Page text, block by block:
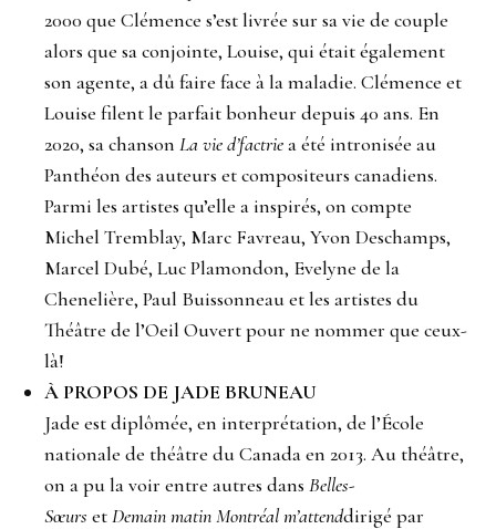
2000 que Clémence s’est livrée sur sa vie de couple
alors que sa conjointe, Louise, qui était également
son agente, a dû faire face à la maladie. Clémence et
Louise filent le parfait bonheur depuis 40 ans. En
2020, sa chansonLa vie d’factriea été intronisée au
Panthéon des auteurs et compositeurs canadiens.
Parmi les artistes qu’elle a inspirés, on compte
Michel Tremblay, Marc Favreau, Yvon Deschamps,
Marcel Dubé, Luc Plamondon, Evelyne de la
Chenelière, Paul Buissonneau et les artistes du
Théâtre de l’Oeil Ouvert pour ne nommer que ceux-
là!
À PROPOS DE JADE BRUNEAU
Jade est diplômée, en interprétation, de l’École
nationale de théâtre du Canada en 2013. Au théâtre,
on a pu la voir entre autres dansBelles-
Sœurs etDemain matin Montréal m’attenddirigé par